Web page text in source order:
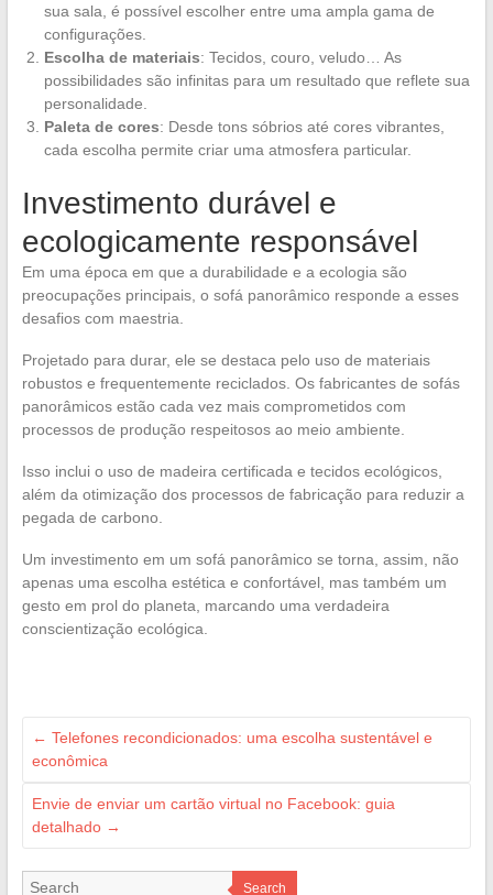
sua sala, é possível escolher entre uma ampla gama de
configurações.
Escolha de materiais: Tecidos, couro, veludo… As
possibilidades são infinitas para um resultado que reflete sua
personalidade.
Paleta de cores: Desde tons sóbrios até cores vibrantes,
cada escolha permite criar uma atmosfera particular.
Investimento durável e
ecologicamente responsável
Em uma época em que a durabilidade e a ecologia são
preocupações principais, o sofá panorâmico responde a esses
desafios com maestria.
Projetado para durar, ele se destaca pelo uso de materiais
robustos e frequentemente reciclados. Os fabricantes de sofás
panorâmicos estão cada vez mais comprometidos com
processos de produção respeitosos ao meio ambiente.
Isso inclui o uso de madeira certificada e tecidos ecológicos,
além da otimização dos processos de fabricação para reduzir a
pegada de carbono.
Um investimento em um sofá panorâmico se torna, assim, não
apenas uma escolha estética e confortável, mas também um
gesto em prol do planeta, marcando uma verdadeira
conscientização ecológica.
← Telefones recondicionados: uma escolha sustentável e
econômica
Envie de enviar um cartão virtual no Facebook: guia
detalhado →
Search